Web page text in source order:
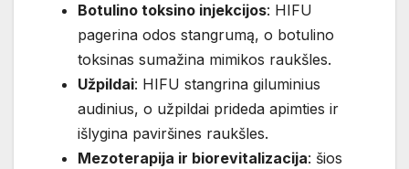
Botulino toksino injekcijos: HIFU
pagerina odos stangrumą, o botulino
toksinas sumažina mimikos raukšles.
Užpildai: HIFU stangrina giluminius
audinius, o užpildai prideda apimties ir
išlygina paviršines raukšles.
Mezoterapija ir biorevitalizacija: šios